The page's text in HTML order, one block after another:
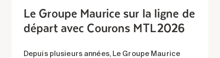
Le Groupe Maurice sur la ligne de
départ avec Courons MTL 2026
Depuis plusieurs années, Le Groupe Maurice